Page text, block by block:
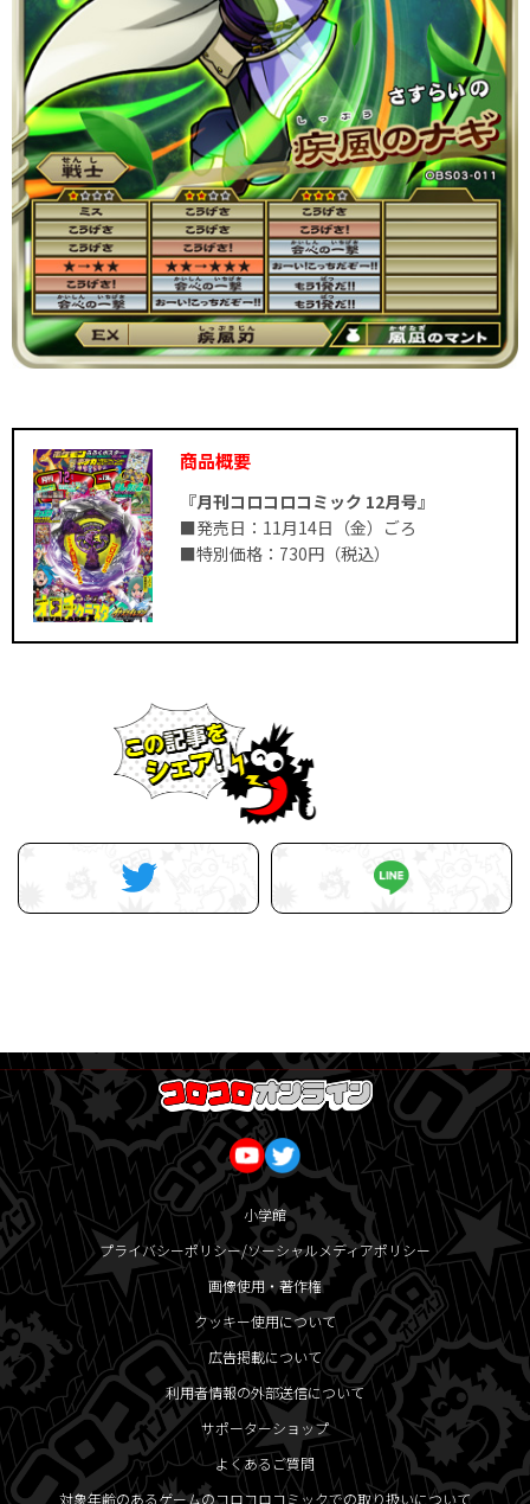
商品概要
『月刊コロコロコミック 12月号』
■発売日：11月14日（金）ごろ
■特別価格：730円（税込）
小学館
プライバシーポリシー/ソーシャルメディアポリシー
画像使用・著作権
クッキー使用について
広告掲載について
利用者情報の外部送信について
サポーターショップ
よくあるご質問
対象年齢のあるゲームのコロコロコミックでの取り扱いについて